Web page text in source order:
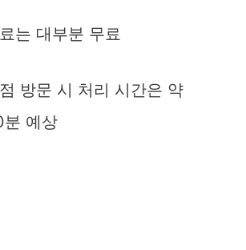
는 대부분 무료
방문 시 처리 시간은 약
분 예상